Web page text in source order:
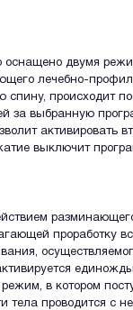
оснащено двумя
лечебно-
спину, происходит
за выбранную
активировать
выключит
проработку
режим, в котором
тела проводится с